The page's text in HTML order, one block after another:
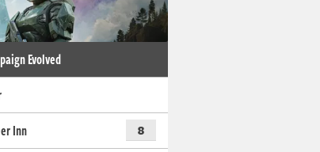
Evolved
Inn
8